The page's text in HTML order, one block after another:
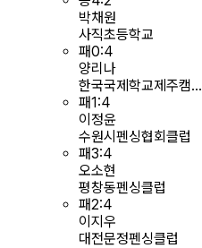
박채원
사직초등학교
패0:4
양리나
한국국제학교제주캠...
패1:4
이정윤
수원시펜싱협회클럽
패3:4
오소현
평창동펜싱클럽
패2:4
이지우
대전문정펜싱클럽